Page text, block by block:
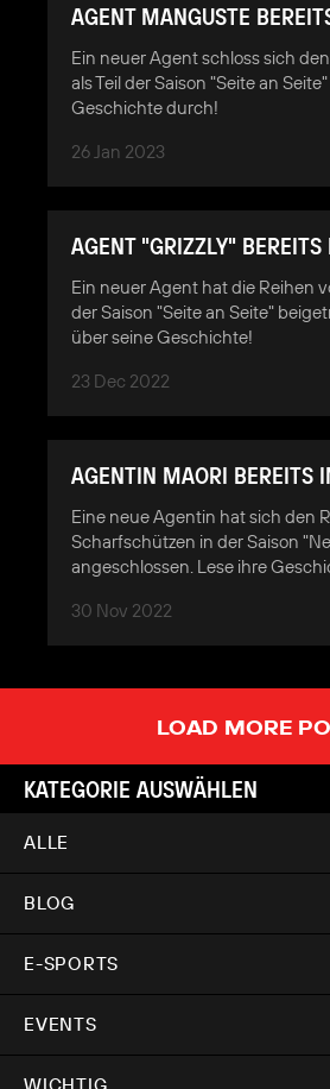
AGENT MANGUSTE
Ein neuer Agent schloss sich
als Teil der Saison "Seite an
Geschichte durch!
26 Jan 2023
AGENT "GRIZZLY"
Ein neuer Agent hat die Reihen
der Saison "Seite an Seite"
über seine Geschichte!
23 Dec 2022
AGENTIN MAORI BEREITS
Eine neue Agentin hat sich den
Scharfschützen in der Saison
angeschlossen. Lese ihre
30 Nov 2022
LOAD MORE
KATEGORIE AUSWÄHLEN
ALLE
BLOG
E-SPORTS
EVENTS